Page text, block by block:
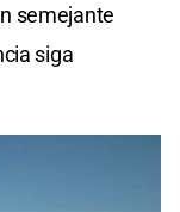
semejante
siga